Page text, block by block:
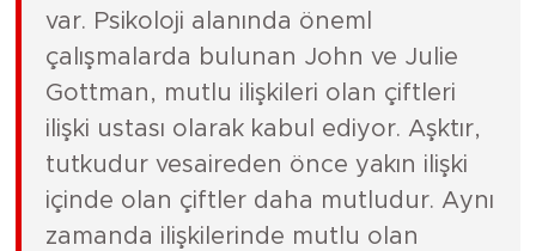
var. Psikoloji alanında öneml
çalışmalarda bulunan John ve Julie
Gottman, mutlu ilişkileri olan çiftleri
ilişki ustası olarak kabul ediyor. Aşktır,
tutkudur vesaireden önce yakın ilişki
içinde olan çiftler daha mutludur. Aynı
zamanda ilişkilerinde mutlu olan